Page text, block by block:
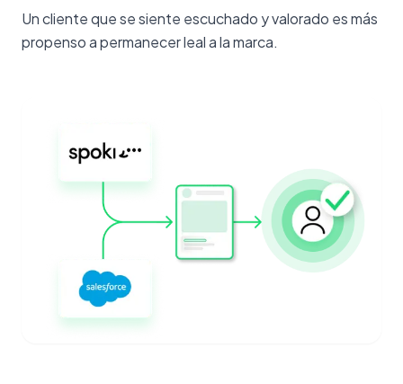
Un cliente que se siente escuchado y valorado es más
propenso a permanecer leal a la marca.